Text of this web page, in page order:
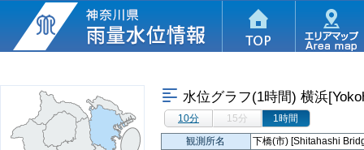
水位グラフ(1時間) 横浜
10分 15分
1時間
観測所名
下橋(市) [Shitahashi